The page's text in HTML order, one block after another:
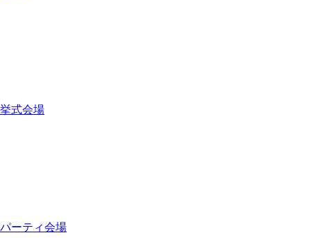
挙式会場
パーティ会場